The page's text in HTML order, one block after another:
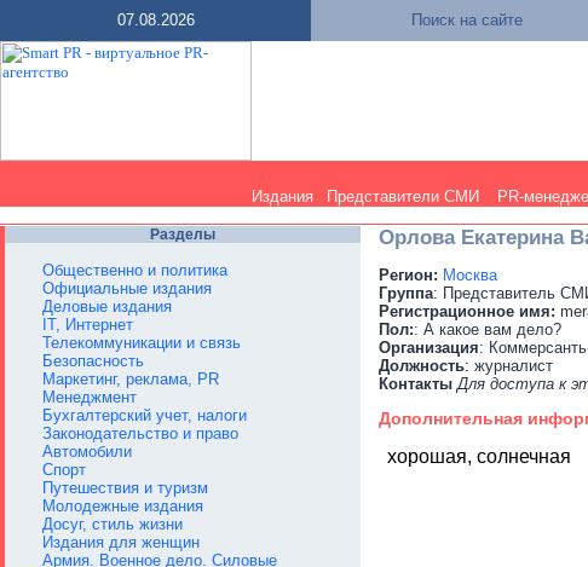
07.08.2026 Поиск на сайте
Издания Представители СМИ PR-
Разделы
Общественно и политика
Официальные издания
Деловые издания
IT, Интернет
Телекоммуникации и связь
Безопасность
Маркетинг, реклама, PR
Менеджмент
Бухгалтерский учет, налоги
Законодательство и право
Автомобили
Спорт
Путешествия и туризм
Молодежные издания
Досуг, стиль жизни
Издания для женщин
Армия. Военное дело. Силовые
Орлова Екатерина
Регион: Москва
Группа: Представитель
Регистрационное имя:
Пол:: А какое вам дело?
Организация:
Должность: журналист
Контакты Для доступа к
Дополнительная
хорошая, солнечная